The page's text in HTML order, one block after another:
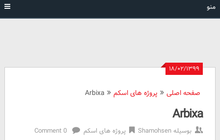
منو
۱۸/۰۲/۱۳۹۹
صفحه اصلی پروژه های اسکم Arbixa
Arbixa
بوسیلهShamohsen پروژه های اسکم 0 Comment